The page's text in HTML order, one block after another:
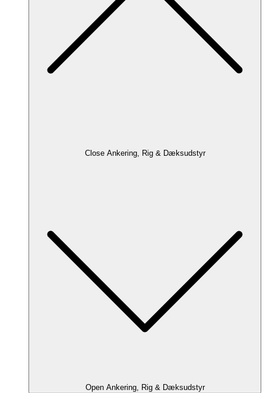
Close Ankering, Rig & Dæksudstyr
Open Ankering, Rig & Dæksudstyr